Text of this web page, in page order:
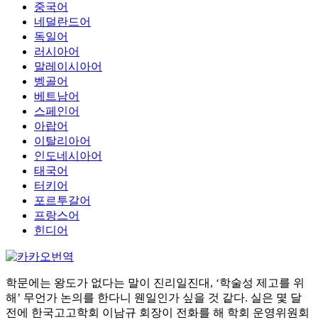
중국어
네덜란드어
독일어
러시아어
말레이시아어
벵골어
베트남어
스페인어
아랍어
이탈리아어
인도네시아어
태국어
터키어
포르투갈어
프랑스어
힌디어
학문에는 왕도가 없다는 말이 진리일진대, ‘학술성 제고를 위
해’ 무언가 논의를 한다니 웬일인가 싶을 것 같다. 실은 몇 달
전에 한국고고학회 이남규 회장이 전화를 해 학회 운영위원회